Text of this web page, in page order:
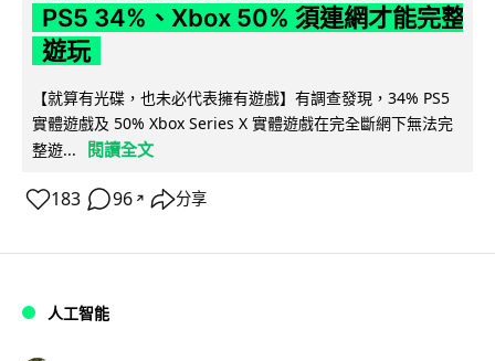
PS5 34%、Xbox 50% 須連網才能完整
遊玩
【就算有光碟，也未必代表擁有遊戲】有調查發現，34% PS5
實體遊戲及 50% Xbox Series X 實體遊戲在完全斷網下無法完
整遊...
閱讀全文
183 96 ↗ 分享
人工智能